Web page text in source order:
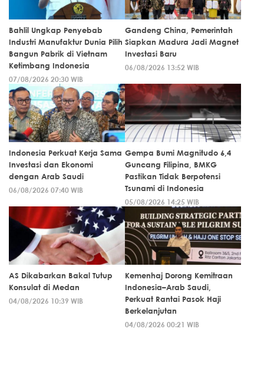
Bahlil Ungkap Penyebab
Industri Manufaktur Dunia Pilih
Bangun Pabrik di Vietnam
Ketimbang Indonesia
07/08/2026 20:30 WIB
Gandeng China, Pemerintah
Siapkan Madura Jadi Magnet
Investasi Baru
06/08/2026 13:52 WIB
Indonesia Perkuat Kerja Sama
Investasi dan Ekonomi
dengan Arab Saudi
06/08/2026 07:40 WIB
Gempa Bumi Magnitudo 6,4
Guncang Filipina, BMKG
Pastikan Tidak Berpotensi
Tsunami di Indonesia
05/08/2026 14:25 WIB
AS Dikabarkan Bakal Tutup
Konsulat di Medan
04/08/2026 10:39 WIB
Kemenhaj Dorong Kemitraan
Indonesia–Arab Saudi,
Perkuat Rantai Pasok Haji
Berkelanjutan
04/08/2026 00:21 WIB